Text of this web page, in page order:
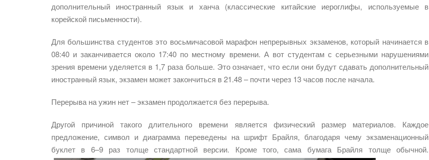
дополнительный иностранный язык и ханча (классические китайские иероглифы, используемые в
корейской письменности).
Для большинства студентов это восьмичасовой марафон непрерывных экзаменов, который начинается в
08:40 и заканчивается около 17:40 по местному времени. А вот студентам с серьезными нарушениями
зрения времени уделяется в 1,7 раза больше. Это означает, что если они будут сдавать дополнительный
иностранный язык, экзамен может закончиться в 21.48 – почти через 13 часов после начала.
Перерыва на ужин нет – экзамен продолжается без перерыва.
Другой причиной такого длительного времени является физический размер материалов. Каждое
предложение, символ и диаграмма переведены на шрифт Брайля, благодаря чему экзаменационный
буклет в 6–9 раз толще стандартной версии. Кроме того, сама бумага Брайля толще обычной.